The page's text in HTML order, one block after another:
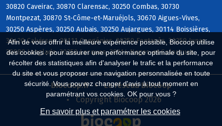
Afin de vous offrir la meilleure expérience possible, Biocoop utilise
des cookies : pour assurer une performance optimale du site, pour
récolter des statistiques afin d'analyser le trafic et la performance
du site et vous proposer une navigation personnalisée en toute
sécurité. Vous pouvez changer d'avis à tout moment en
paramétrant vos cookies. OK pour vous ?
En savoir plus et paramétrer les cookies
30820 Caveirac, 30870 Clarensac, 30250 Combas, 30730
Montpezat, 30870 St-Côme-et-Maruéjols, 30670 Aigues-Vives,
30250 Aspères, 30250 Aubais, 30250 Aujargues, 30114 Boissières,
30420 Calvisson, 30111 Congénies, 30250 Fontanès, 30250 Junas,
30980 Langlade, 30250 Lecques, 30114 Nages-et-Solorgues
Biocoop.fr
Le réseau Biocoop
Copyright Biocoop 2026